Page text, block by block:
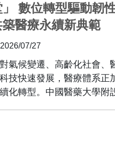
」 數位轉型驅動韌
築醫療永續新典範
2026/07/27
氣候變遷、高齡化社會、
技快速發展，醫療體系正
化轉型。中國醫藥大學附
」為主軸，邀集政府、醫